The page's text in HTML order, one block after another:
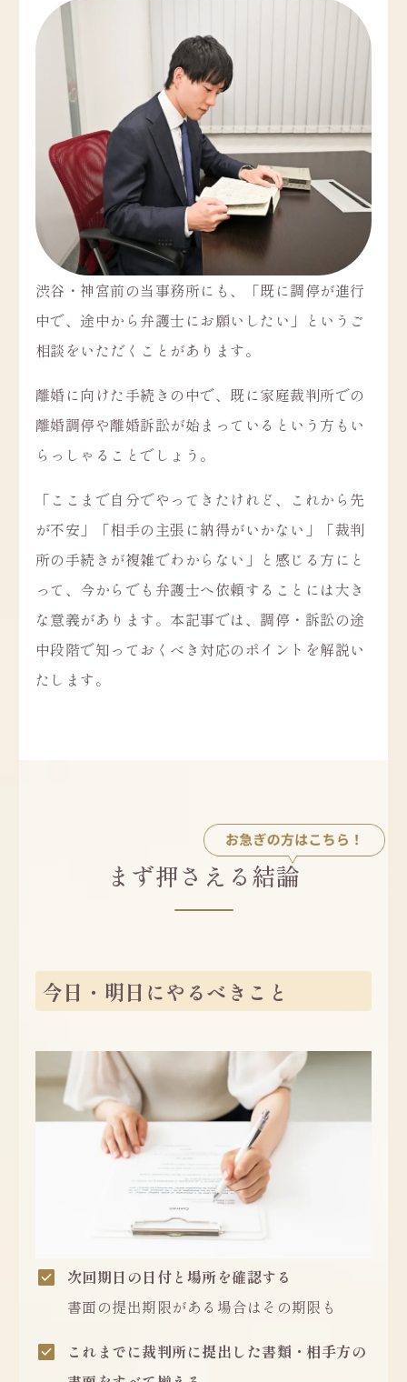
渋谷・神宮前の当事務所にも、「既に調停が進行
中で、途中から弁護士にお願いしたい」というご
相談をいただくことがあります。
離婚に向けた手続きの中で、既に家庭裁判所での
離婚調停や離婚訴訟が始まっているという方もい
らっしゃることでしょう。
「ここまで自分でやってきたけれど、これから先
が不安」「相手の主張に納得がいかない」「裁判
所の手続きが複雑でわからない」と感じる方にと
って、今からでも弁護士へ依頼することには大き
な意義があります。本記事では、調停・訴訟の途
中段階で知っておくべき対応のポイントを解説い
たします。
まず押さえる結論
今日・明日にやるべきこと
次回期日の日付と場所を確認する
書面の提出期限がある場合はその期限も
これまでに裁判所に提出した書類・相手方の